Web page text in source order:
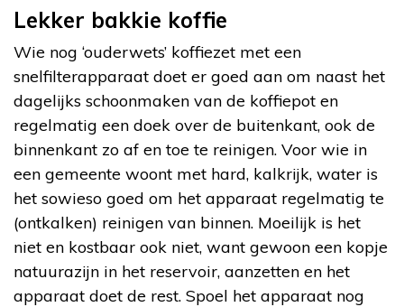
Lekker bakkie koffie
Wie nog ‘ouderwets’ koffiezet met een
snelfilterapparaat doet er goed aan om naast het
dagelijks schoonmaken van de koffiepot en
regelmatig een doek over de buitenkant, ook de
binnenkant zo af en toe te reinigen. Voor wie in
een gemeente woont met hard, kalkrijk, water is
het sowieso goed om het apparaat regelmatig te
(ontkalken) reinigen van binnen. Moeilijk is het
niet en kostbaar ook niet, want gewoon een kopje
natuurazijn in het reservoir, aanzetten en het
apparaat doet de rest. Spoel het apparaat nog